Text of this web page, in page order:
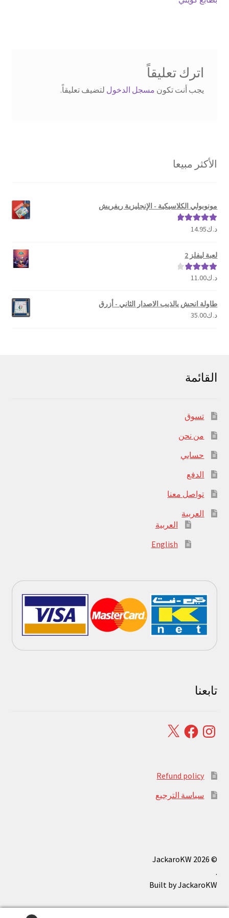
المقالات
اترك تعليقاً
يجب أنت تكون مسجل الدخول لتضيف تعليقاً.
الأكثر مبيعا
مونوبولي الكلاسيكية - الإنجليزية ريفريش
تم التقييم
د.ك14.95
لعبة ليفلز 2
تم التقييم
د.ك11.00
طاولة انحش يالذيب الاصدار الثاني - أزرق
د.ك35.00
القائمة
تسوق
من نحن
حسابي
الدفع
تواصل معنا
العربية
العربية
English
تابعنا
Instagram
Facebook
X
Refund policy
سياسة الترجيع
© JackaroKW 2026
.